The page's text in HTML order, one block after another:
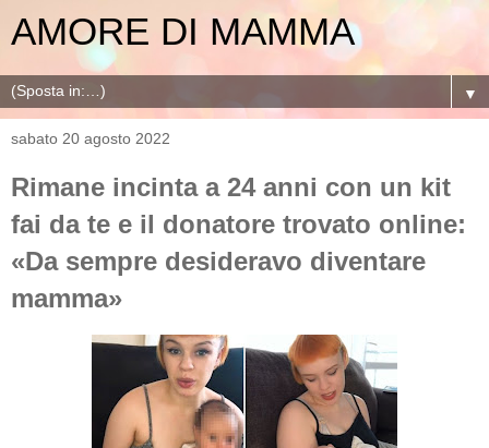
AMORE DI MAMMA
▼
sabato 20 agosto 2022
Rimane incinta a 24 anni con un kit
fai da te e il donatore trovato online:
«Da sempre desideravo diventare
mamma»